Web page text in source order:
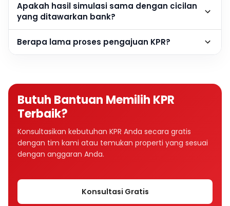
Apakah hasil simulasi sama dengan cicilan
yang ditawarkan bank?
Berapa lama proses pengajuan KPR?
Butuh Bantuan Memilih KPR
Terbaik?
Konsultasikan kebutuhan KPR Anda secara gratis
dengan tim kami atau temukan properti yang sesuai
dengan anggaran Anda.
Konsultasi Gratis